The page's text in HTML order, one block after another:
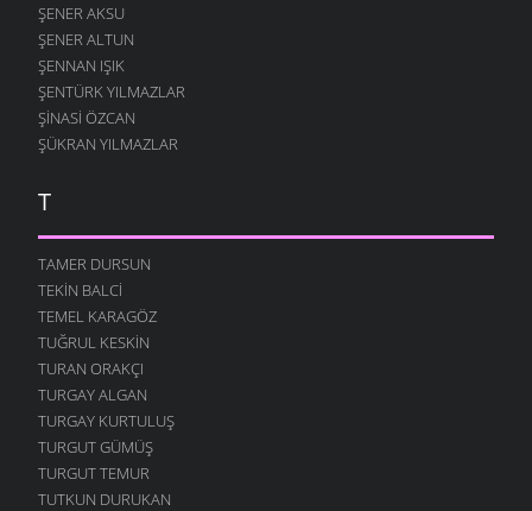
ŞENER AKSU
ŞENER ALTUN
ŞENNAN IŞIK
ŞENTÜRK YILMAZLAR
ŞINASI ÖZCAN
ŞÜKRAN YILMAZLAR
T
TAMER DURSUN
TEKIN BALCI
TEMEL KARAGÖZ
TUĞRUL KESKIN
TURAN ORAKÇI
TURGAY ALGAN
TURGAY KURTULUŞ
TURGUT GÜMÜŞ
TURGUT TEMUR
TUTKUN DURUKAN